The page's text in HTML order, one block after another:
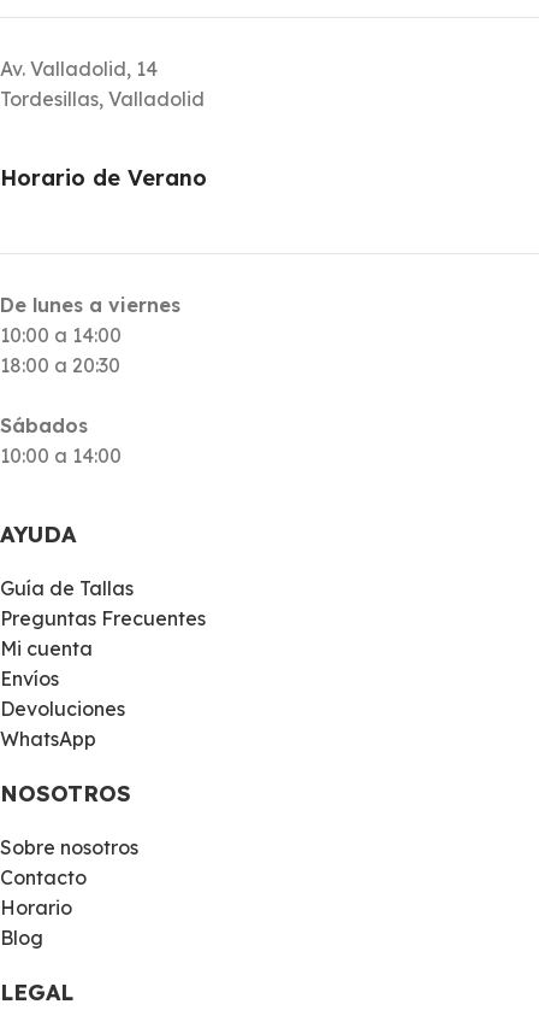
Av. Valladolid, 14
Tordesillas, Valladolid
Horario de Verano
De lunes a viernes
10:00 a 14:00
18:00 a 20:30
Sábados
10:00 a 14:00
AYUDA
Guía de Tallas
Preguntas Frecuentes
Mi cuenta
Envíos
Devoluciones
WhatsApp
NOSOTROS
Sobre nosotros
Contacto
Horario
Blog
LEGAL